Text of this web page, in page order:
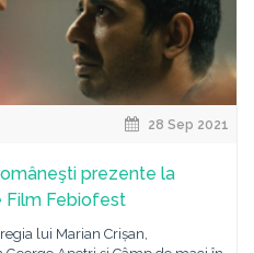
28 Sep 2021
prezente la
Film Febiofest
lui Marian Crișan,